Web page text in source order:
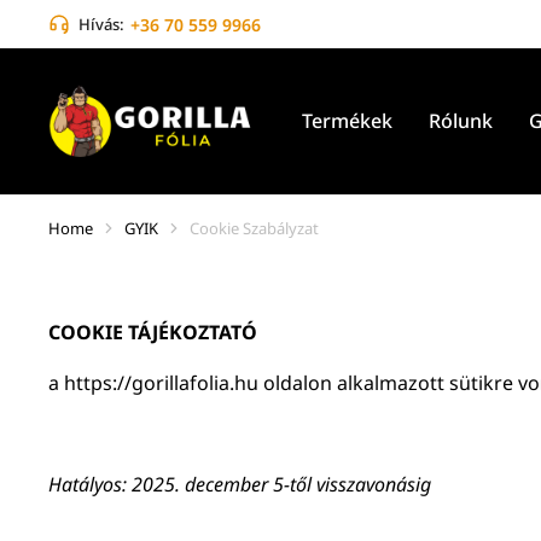
Hívás: +36 70 559 9966
Termékek Rólunk
You are here:
Home GYIK Cookie Szabályzat
COOKIE TÁJÉKOZTATÓ
a https://gorillafolia.hu oldalon alkalmazott sütikre
Hatályos: 2025. december 5-től visszavonásig